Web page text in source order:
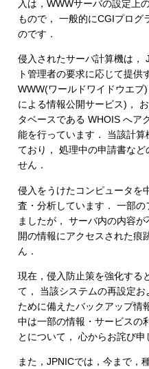
入は，WWWサーバの設定上
もので， 一般的にCGIプログ
のです．
侵入されたサーバ計算機は，
ト管理者の要求に応じて提供
WWW(ワールドワイドウエ
による情報公開サービス)，
タベースである WHOIS へア
能を行っています． 当該計
ており， 処理中の申請書な
せん．
侵入をうけたコンピュータを
査・分析しています． 一部
ましたが， サーバ内の内容
開の情報にアクセスされた痕
ん．
現在，侵入防止策を強化する
て， 当該システムの再設定
ために備えたバックアップ情
中は一部の情報・サービスの
とについて， 心からお詫び申
また，JPNICでは，今まで，